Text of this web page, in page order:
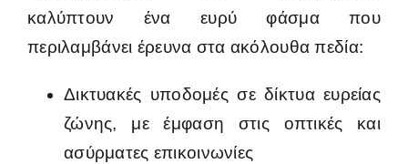
καλύπτουν ένα ευρύ φάσμα που
περιλαμβάνει έρευνα στα ακόλουθα πεδία:
Δικτυακές υποδομές σε δίκτυα ευρείας
ζώνης, με έμφαση στις οπτικές και
ασύρματες επικοινωνίες